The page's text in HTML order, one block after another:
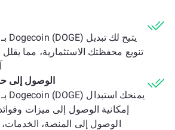
تنويع محفظتك الاستثمارية، مما
الوصول إلى
إمكانية الوصول إلى ميزات
الوصول إلى المنصة،